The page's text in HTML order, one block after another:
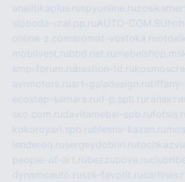
analitikaplus.ruspyonline.ru
sloboda-ural.pp.ruAUTO-COM.SU
online-z.comaromat-vostoka.ru
mobilvest.rubbd.net.ru
smp-forum.rubastion-td.ru
avrmotors.ruart-galadesign.ru
ecostep-samara.rud-p.spb.ru
sko.com.rudavitamebel-spb.ru
kokoroyari.spb.rublesna-kazan.ru
lenderoq.rusergeydobrin.ru
people-of-art.rubezzubova.ru
dynamoauto.ruszk-favorit.ru